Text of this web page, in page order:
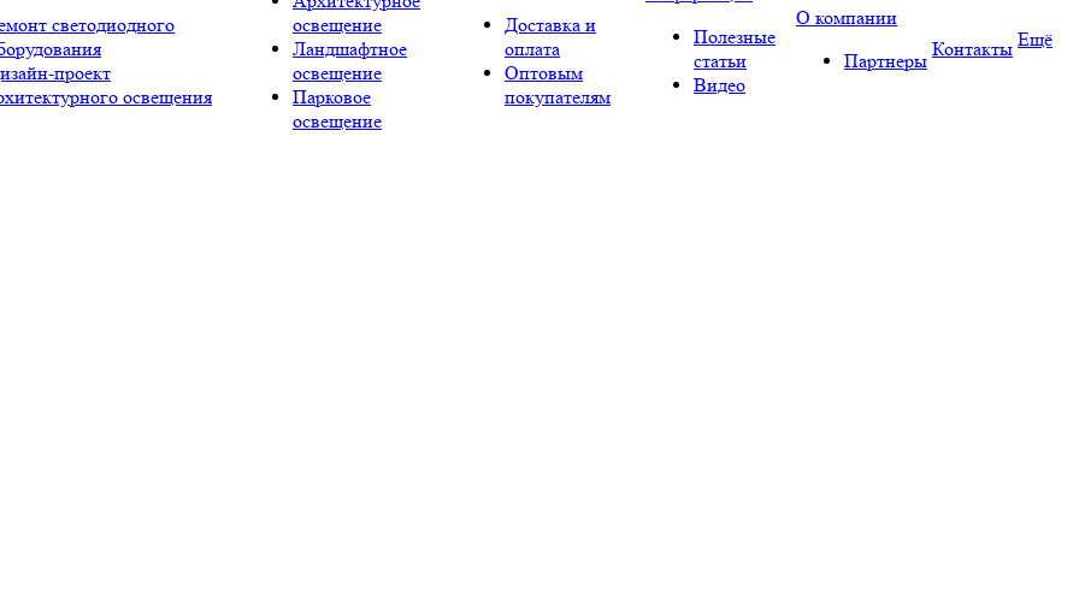
светодиодного
проект
освещения
освещение
Ландшафтное
освещение
Парковое
освещение
Доставка и
оплата
Оптовым
покупателям
Полезные
статьи
Видео
О компании
Партнеры
Контакты Ещё